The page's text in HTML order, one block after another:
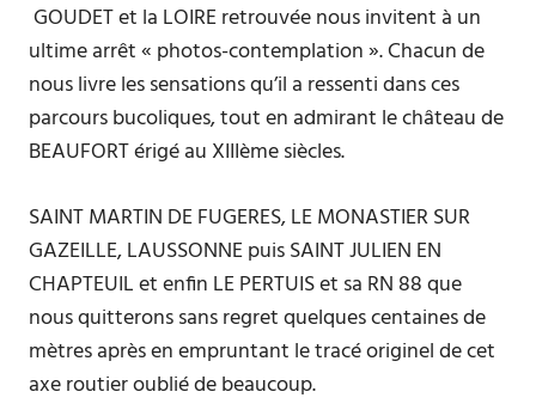
GOUDET et la LOIRE retrouvée nous invitent à un
ultime arrêt « photos-contemplation ». Chacun de
nous livre les sensations qu’il a ressenti dans ces
parcours bucoliques, tout en admirant le château de
BEAUFORT érigé au XIIIème siècles.
SAINT MARTIN DE FUGERES, LE MONASTIER SUR
GAZEILLE, LAUSSONNE puis SAINT JULIEN EN
CHAPTEUIL et enfin LE PERTUIS et sa RN 88 que
nous quitterons sans regret quelques centaines de
mètres après en empruntant le tracé originel de cet
axe routier oublié de beaucoup.